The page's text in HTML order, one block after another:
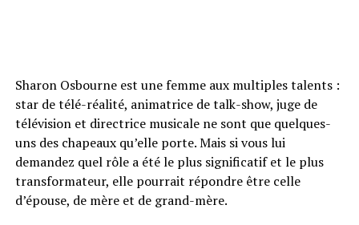
Sharon Osbourne est une femme aux multiples talents :
star de télé-réalité, animatrice de talk-show, juge de
télévision et directrice musicale ne sont que quelques-
uns des chapeaux qu’elle porte. Mais si vous lui
demandez quel rôle a été le plus significatif et le plus
transformateur, elle pourrait répondre être celle
d’épouse, de mère et de grand-mère.